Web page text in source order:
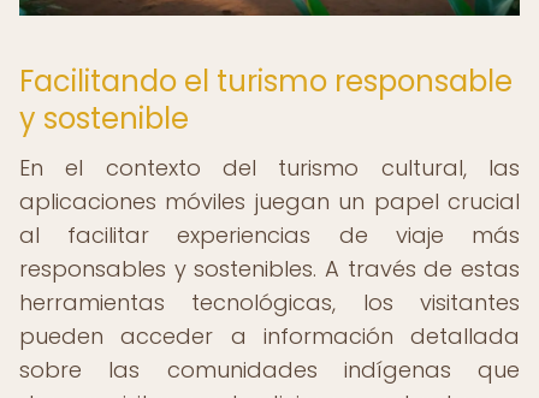
Facilitando el turismo responsable
y sostenible
En el contexto del turismo cultural, las
aplicaciones móviles juegan un papel crucial
al facilitar experiencias de viaje más
responsables y sostenibles. A través de estas
herramientas tecnológicas, los visitantes
pueden acceder a información detallada
sobre las comunidades indígenas que